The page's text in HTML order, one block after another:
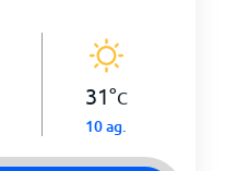
31°C
10 ag.